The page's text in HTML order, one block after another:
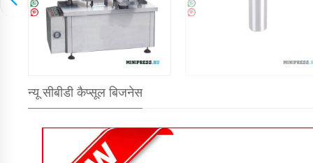
न्यू सीबीडी कैप्सूल बिजनेस